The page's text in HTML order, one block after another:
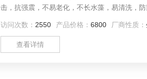
击，抗强震，不易老化，不长水藻，易清洗，防
访问次数： 2550 产品价格： 6800 厂商性质：
查看详情